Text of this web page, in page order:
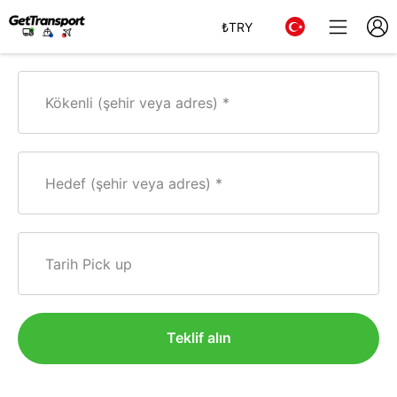
₺TRY
Kökenli (şehir veya adres)
Hedef (şehir veya adres)
Tarih Pick up
Teklif alın